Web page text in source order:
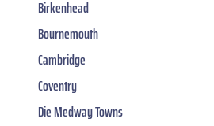
Birkenhead
Bournemouth
Cambridge
Coventry
Die Medway Towns